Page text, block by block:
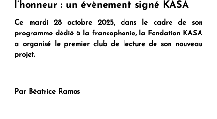
l’honneur : un évènement signé KASA
Ce mardi 28 octobre 2025, dans le cadre de son
programme dédié à la francophonie, la Fondation KASA
a organisé le premier club de lecture de son nouveau
projet.
Par Béatrice Ramos